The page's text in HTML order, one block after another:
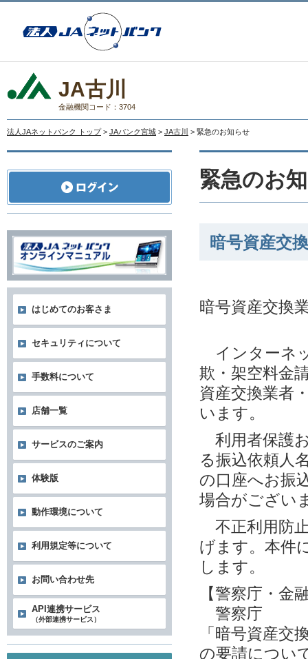
JA古川
金融機関コード：3704
法人JAネットバンク トップ > JAバンク宮城 > JA古川 > 緊急のお知らせ
緊急のお
暗号資産交
暗号資産交換
インターネ
欺・架空料金
資産交換業者
います。
利用者保護
る振込依頼人
の口座へお振
場合がござい
不正利用防
げます。本件
します。
【警察庁・金
警察庁
「暗号資産交
の要請につい
はじめてのお客さま
セキュリティについて
手数料について
店舗一覧
サービスのご案内
体験版
動作環境について
利用規定等について
お問い合わせ先
API連携サービス
（外部連携サービス）